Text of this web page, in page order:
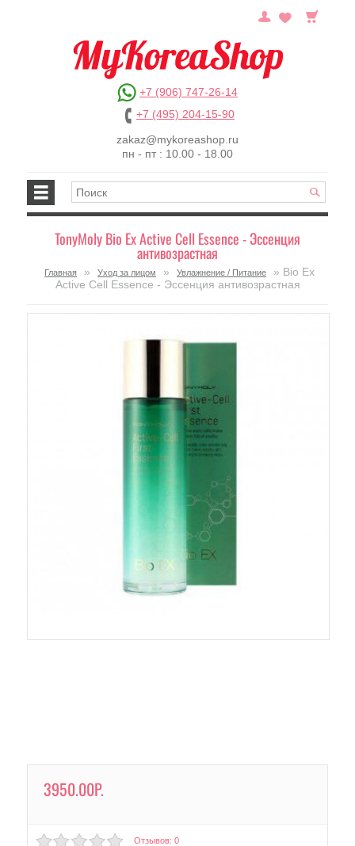
+7 (906) 747-26-14
+7 (495) 204-15-90
zakaz@mykoreashop.ru
пн - пт : 10.00 - 18.00
TonyMoly Bio Ex Active Cell Essence - Эссенция
антивозрастная
Главная » Уход за лицом » Увлажнение / Питание
» Bio Ex
Active Cell Essence - Эссенция антивозрастная
3950.00Р.
Отзывов: 0